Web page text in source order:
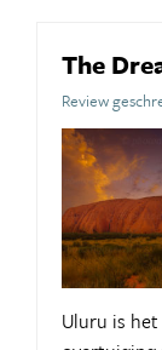
The
Review
Uluru is